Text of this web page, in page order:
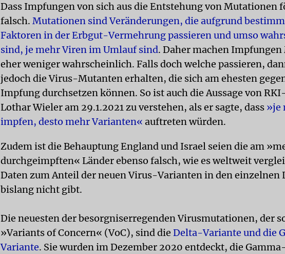
Dass Impfungen von sich aus die Entstehung von Mutationen
falsch. Mutationen sind Veränderungen, die aufgrund
Faktoren in der Erbgut-Vermehrung passieren und umso
sind, je mehr Viren im Umlauf sind. Daher machen
eher weniger wahrscheinlich. Falls doch welche passieren,
jedoch die Virus-Mutanten erhalten, die sich am ehesten
Impfung durchsetzen können. So ist auch die Aussage von
Lothar Wieler am 29.1.2021 zu verstehen, als er sagte, dass »je
impfen, desto mehr Varianten« auftreten würden.
Zudem ist die Behauptung England und Israel seien die am
durchgeimpften« Länder ebenso falsch, wie es weltweit
Daten zum Anteil der neuen Virus-Varianten in den einzelnen
bislang nicht gibt.
Die neuesten der besorgniserregenden Virusmutationen, der
»Variants of Concern« (VoC), sind die Delta-Variante und die
Variante. Sie wurden im Dezember 2020 entdeckt, die